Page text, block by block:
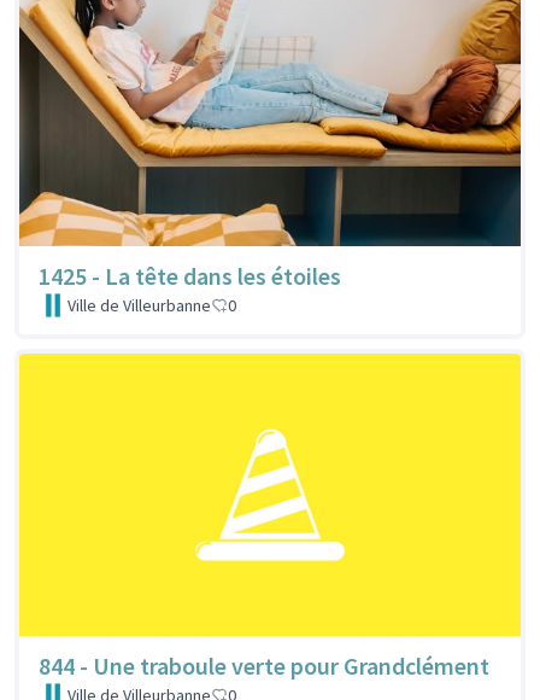
1425 - La tête dans les étoiles
Ville de Villeurbanne 0
844 - Une traboule verte pour Grandclément
Ville de Villeurbanne 0